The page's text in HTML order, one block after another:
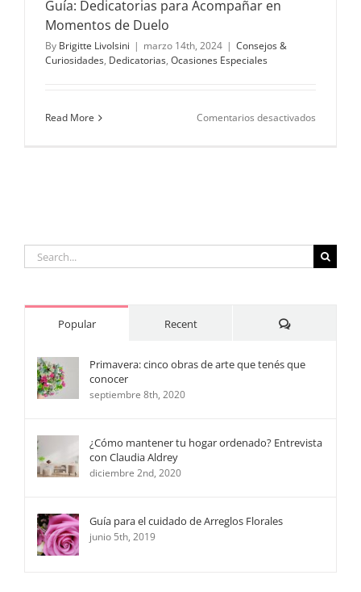
Guía: Dedicatorias para Acompañar en
Momentos de Duelo
By Brigitte Livolsini | marzo 14th, 2024 | Consejos &
Curiosidades, Dedicatorias, Ocasiones Especiales
Read More Comentarios desactivados
Search
for:
Popular Recent Comments
Primavera: cinco obras de arte que tenés que
conocer
septiembre 8th, 2020
¿Cómo mantener tu hogar ordenado? Entrevista
con Claudia Aldrey
diciembre 2nd, 2020
Guía para el cuidado de Arreglos Florales
junio 5th, 2019